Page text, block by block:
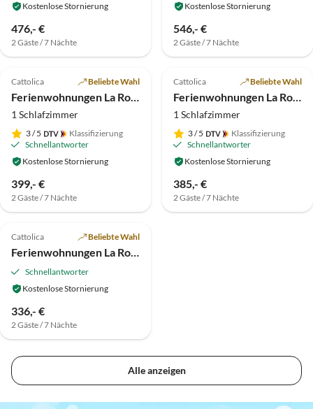
Kostenlose Stornierung
476,- €
2 Gäste / 7 Nächte
Kostenlose Stornierung
546,- €
2 Gäste / 7 Nächte
5.0 (7)
Cattolica Beliebte Wahl
Ferienwohnungen La Rosa dei Venti***
1 Schlafzimmer
3/ 5
Klassifizierung
Schnellantworter
Kostenlose Stornierung
399,- €
2 Gäste / 7 Nächte
5.0 (1)
Cattolica Beliebte Wahl
Ferienwohnungen La Rosa dei Venti***
1 Schlafzimmer
3/ 5
Klassifizierung
Schnellantworter
Kostenlose Stornierung
385,- €
2 Gäste / 7 Nächte
4.5 (1)
Cattolica Beliebte Wahl
Ferienwohnungen La Rosa dei Venti***
Schnellantworter
Kostenlose Stornierung
336,- €
2 Gäste / 7 Nächte
Alle anzeigen